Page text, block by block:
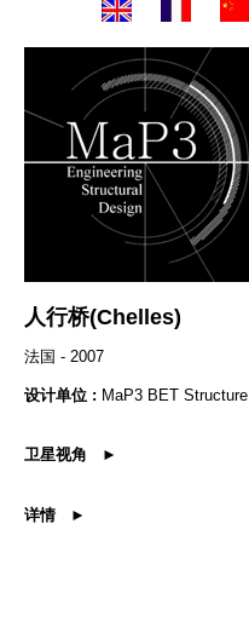
人行桥(Chelles)
法国 - 2007
设计单位 : MaP3 BET Structure
卫星视角 ►
详情 ►